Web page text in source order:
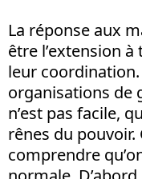
La réponse aux
être l’extension
leur coordination.
organisations de
n’est pas facile,
rênes du
comprendre